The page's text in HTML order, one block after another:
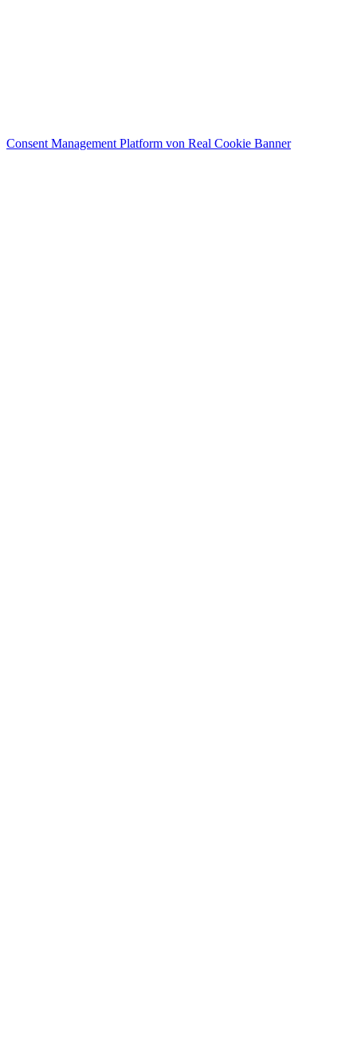
Consent Management Platform von Real Cookie Banner